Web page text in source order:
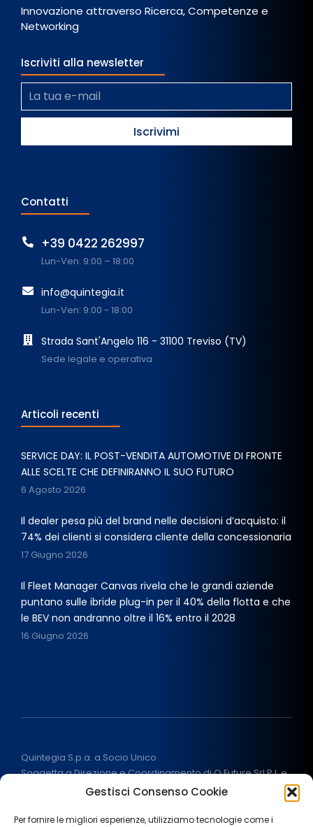
Gestisci Consenso Cookie
Per fornire le migliori esperienze, utilizziamo tecnologie come i
Innovazione attraverso Ricerca, Competenze e
Networking
Iscriviti alla newsletter
Contatti
+39 0422 262997
Lun-Ven: 9:00 – 18:00
info@quintegia.it
Lun-Ven: 9:00 - 18:00
Strada Sant'Angelo 116 - 31100 Treviso (TV)
Sede legale e operativa
Articoli recenti
SERVICE DAY: IL POST-VENDITA AUTOMOTIVE DI FRONTE
ALLE SCELTE CHE DEFINIRANNO IL SUO FUTURO
6 Agosto 2026
Il dealer pesa più del brand nelle decisioni d’acquisto: il
74% dei clienti si considera cliente della concessionaria
17 Giugno 2026
Il Fleet Manager Canvas rivela che le grandi aziende
puntano sulle ibride plug-in per il 40% della flotta e che
le BEV non andranno oltre il 16% entro il 2028
16 Giugno 2026
Quintegia S.p.a. a Socio Unico
Soggetta a Direzione e Coordinamento di Q Future Srl P.I. e
C.F. 05507380268
ALL RIGHT RESERVED 2026